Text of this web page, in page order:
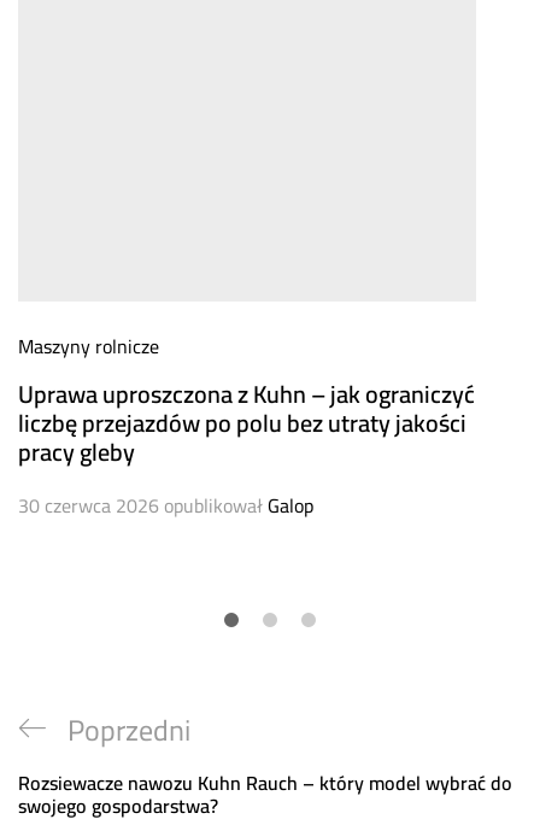
Maszyny rolnicze
Uprawa uproszczona z Kuhn – jak ograniczyć
liczbę przejazdów po polu bez utraty jakości
pracy gleby
30 czerwca 2026 opublikowałGalop
Nawigacja
wpisu
Previous
Post
Poprzedni
Rozsiewacze nawozu Kuhn Rauch – który model wybrać do
swojego gospodarstwa?